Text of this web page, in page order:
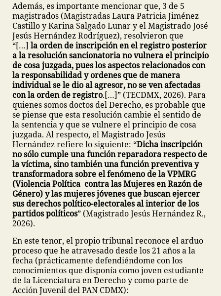
Además, es importante mencionar que, 3 de 5
magistrados (Magistradas Laura Patricia Jiménez
Castillo y Karina Salgado Lunar y el Magistrado José
Jesús Hernández Rodríguez), resolvieron que
“[…] la orden de inscripción en el registro posterior
a la resolución sancionatoria no vulnera el principio
de cosa juzgada, pues los aspectos relacionados con
la responsabilidad y ordenes que de manera
individual se le dio al agresor, no se ven afectadas
con la orden de registro.[…]” (TECDMX, 2026). Para
quienes somos doctos del Derecho, es probable que
se piense que esta resolución cambie el sentido de
la sentencia y que se vulnere el principio de cosa
juzgada. Al respecto, el Magistrado Jesús
Hernández refiere lo siguiente: “Dicha inscripción
no sólo cumple una función reparadora respecto de
la víctima, sino también una función preventiva y
transformadora sobre el fenómeno de la VPMRG
(Violencia Política contra las Mujeres en Razón de
Género) y las mujeres jóvenes que buscan ejercer
sus derechos político-electorales al interior de los
partidos políticos” (Magistrado Jesús Hernández R.,
2026).
En este tenor, el propio tribunal reconoce el arduo
proceso que he atravesado desde los 21 años a la
fecha (prácticamente defendiéndome con los
conocimientos que disponía como joven estudiante
de la Licenciatura en Derecho y como parte de
Acción Juvenil del PAN CDMX):